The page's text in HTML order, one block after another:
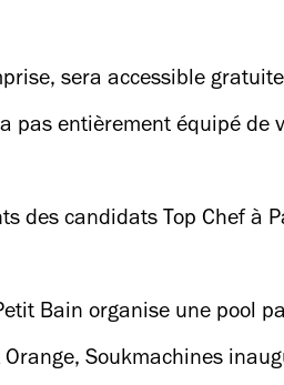
sera accessible
pas entièrement équipé
des candidats Top Chef à
Bain organise une pool
Orange, Soukmachines